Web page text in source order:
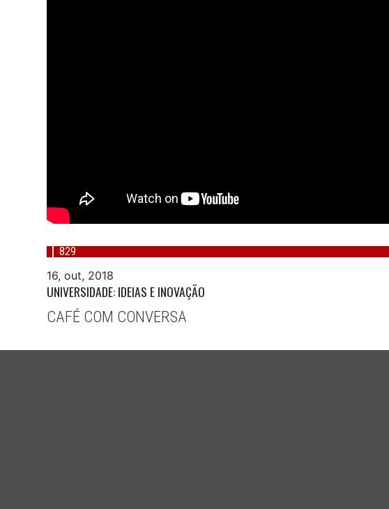
829
16, out, 2018
UNIVERSIDADE: IDEIAS E INOVAÇÃO
CAFÉ COM CONVERSA